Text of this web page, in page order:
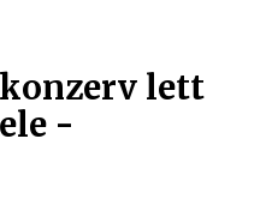
lett
-